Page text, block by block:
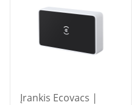
Įrankis Ecovacs |